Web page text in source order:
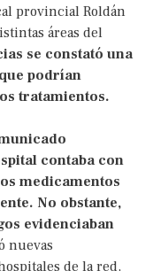
provincial Roldán
áreas del
se constató una
podrían
tratamientos.
contaba con
medicamentos
No obstante,
evidenciaban
nuevas
de la red,